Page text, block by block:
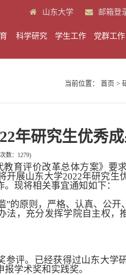
山东大学 邮箱登
科学研究 学生工作 党群工作
当前位置： 首页 >
年研究生优秀
数： 1279)
育评价改革总体方案》要
开展山东大学2022年研究生
现将相关事宜通知如下：
的原则，严格、认真、公开
法，充分发挥学院自主权，
评。已经获得过山东大学
学术奖和实践奖。